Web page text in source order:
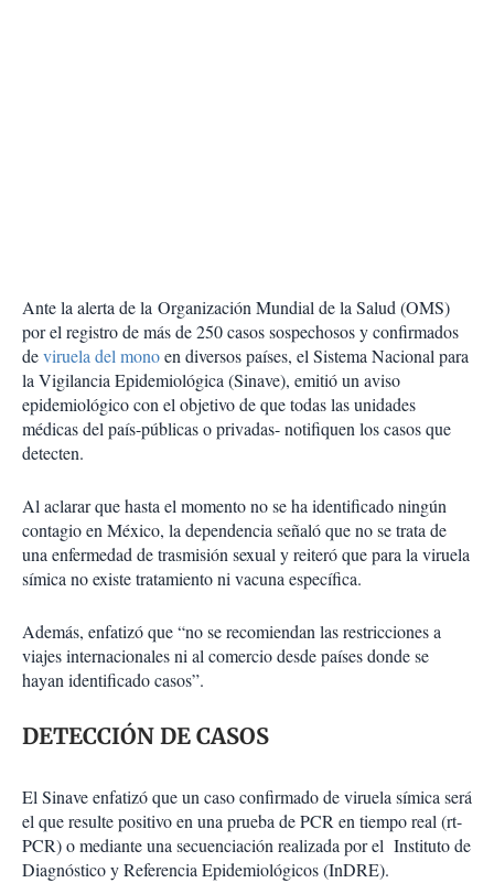
Ante la alerta de la Organización Mundial de la Salud (OMS)
por el registro de más de 250 casos sospechosos y confirmados
deviruela del monoen diversos países, el Sistema Nacional para
la Vigilancia Epidemiológica (Sinave), emitió un aviso
epidemiológico con el objetivo de que todas las unidades
médicas del país-públicas o privadas- notifiquen los casos que
detecten.
Al aclarar que hasta el momento no se ha identificado ningún
contagio en México, la dependencia señaló que no se trata de
una enfermedad de trasmisión sexual y reiteró que para la viruela
símica no existe tratamiento ni vacuna específica.
Además, enfatizó que “no se recomiendan las restricciones a
viajes internacionales ni al comercio desde países donde se
hayan identificado casos”.
DETECCIÓN DE CASOS
El Sinave enfatizó que un caso confirmado de viruela símica será
el que resulte positivo en una prueba de PCR en tiempo real (rt-
PCR) o mediante una secuenciación realizada por el Instituto de
Diagnóstico y Referencia Epidemiológicos (InDRE).